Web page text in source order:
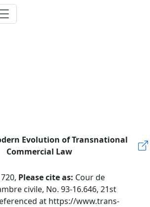
Evolution of Transnational
Commercial Law
Please cite as: Cour de
civile, No. 93-16.646, 21st
at https://www.trans-